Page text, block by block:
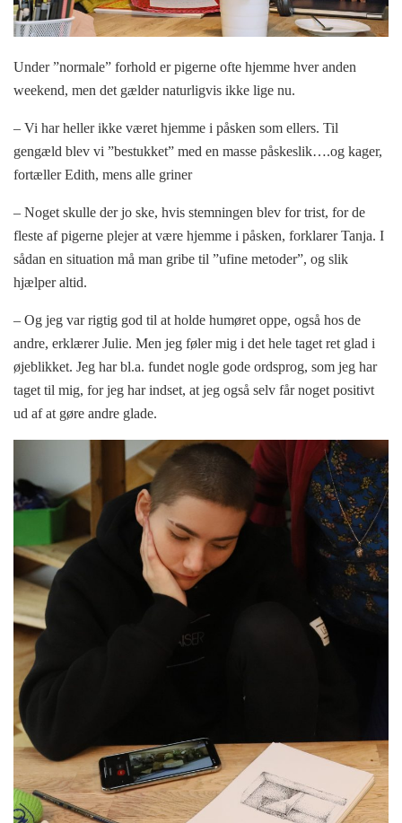
Under ”normale” forhold er pigerne ofte hjemme hver anden
weekend, men det gælder naturligvis ikke lige nu.
– Vi har heller ikke været hjemme i påsken som ellers. Til
gengæld blev vi ”bestukket” med en masse påskeslik….og kager,
fortæller Edith, mens alle griner
– Noget skulle der jo ske, hvis stemningen blev for trist, for de
fleste af pigerne plejer at være hjemme i påsken, forklarer Tanja. I
sådan en situation må man gribe til ”ufine metoder”, og slik
hjælper altid.
– Og jeg var rigtig god til at holde humøret oppe, også hos de
andre, erklærer Julie. Men jeg føler mig i det hele taget ret glad i
øjeblikket. Jeg har bl.a. fundet nogle gode ordsprog, som jeg har
taget til mig, for jeg har indset, at jeg også selv får noget positivt
ud af at gøre andre glade.